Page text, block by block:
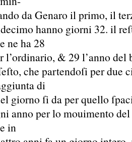
da Genaro il primo, il
hanno giorni 32. il
ne ha 28
l’ordinario, & 29 l’anno del
che partendoſi per due
di
giorno ſi da per quello
anno per lo mouimento
in